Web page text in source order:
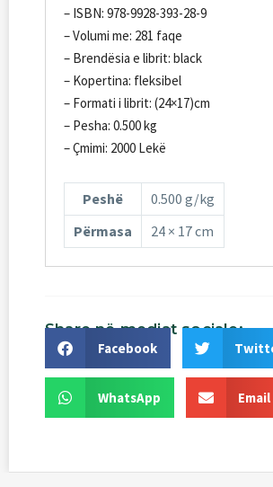
– ISBN: 978-9928-393-28-9
– Volumi me: 281 faqe
– Brendësia e librit: black
– Kopertina: fleksibel
– Formati i librit: (24×17)cm
– Pesha: 0.500 kg
– Çmimi: 2000 Lekë
Peshë
0.500 g/kg
Përmasa
24 × 17 cm
Share në mediat sociale:
Facebook
WhatsApp Email